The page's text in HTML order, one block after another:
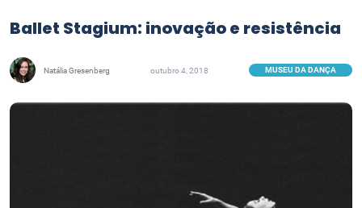
Ballet Stagium: inovação e resistência
Natália Gresenberg outubro 4, 2018 MUSEU DA DANÇA